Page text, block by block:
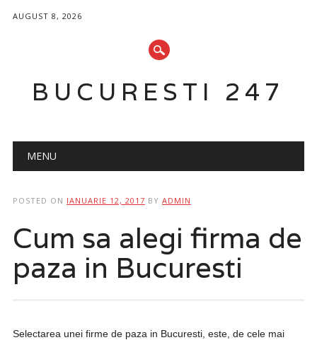
AUGUST 8, 2026
BUCURESTI 247
Main menu
MENU
POSTED ON IANUARIE 12, 2017 BY ADMIN
Cum sa alegi firma de
paza in Bucuresti
Selectarea unei firme de paza in Bucuresti, este, de cele mai